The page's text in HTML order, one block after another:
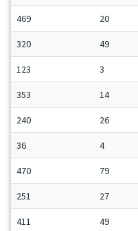
469 20
320 49
123 3
353 14
240 26
36 4
470 79
251 27
411 49